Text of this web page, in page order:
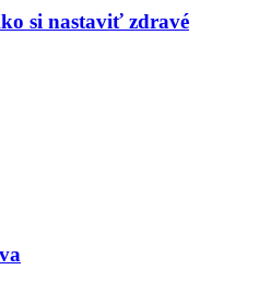
si nastaviť zdravé